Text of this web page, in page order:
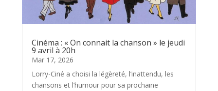
Cinéma : « On connait la chanson » le jeudi
9 avril à 20h
Mar 17, 2026
Lorry-Ciné a choisi la légèreté, l’inattendu, les
chansons et l’humour pour sa prochaine